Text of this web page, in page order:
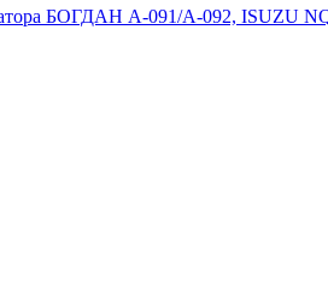
БОГДАН А-091/А-092, ISUZU